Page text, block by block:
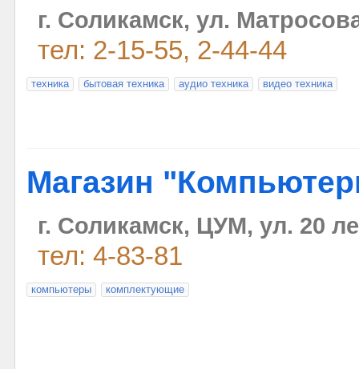
г. Соликамск, ул.
тел: 2-15-55, 2-44-44
техника бытовая техника аудио техника видео техника
Магазин
г. Соликамск, ЦУМ, ул. 20
тел: 4-83-81
компьютеры комплектующие